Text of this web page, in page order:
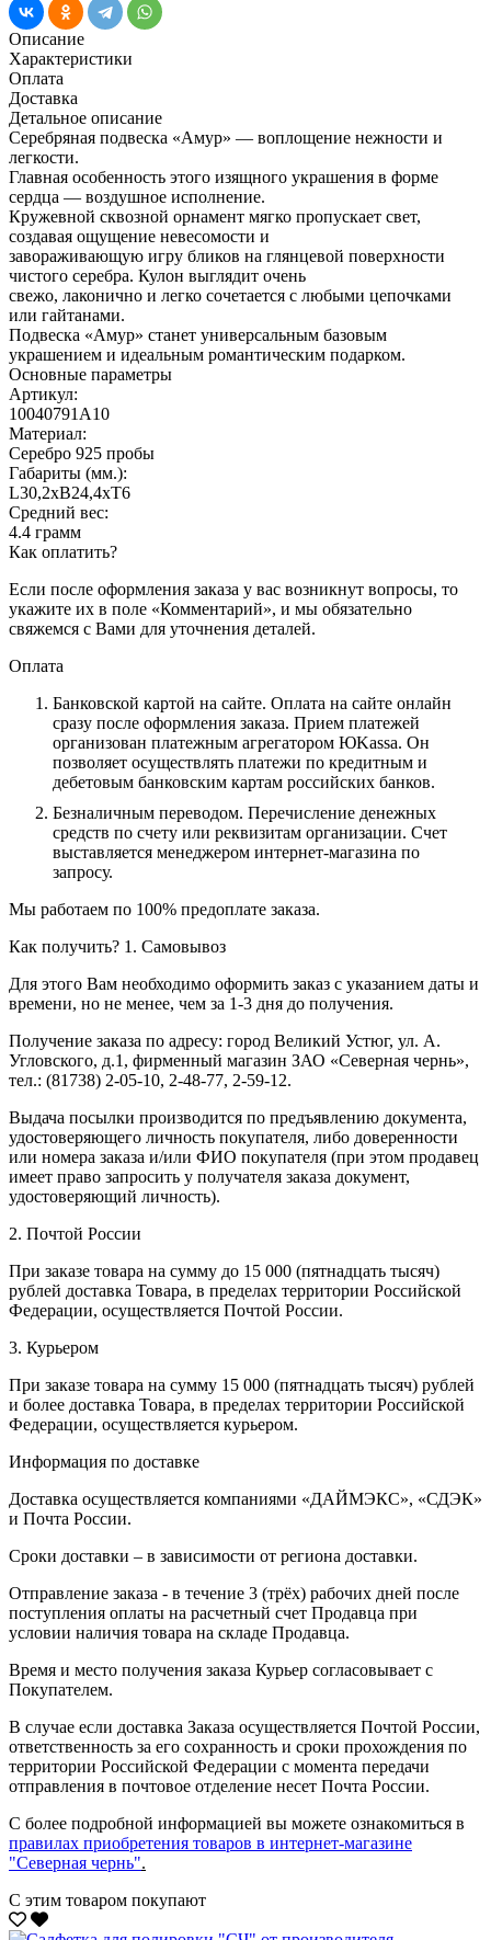
Описание
Характеристики
Оплата
Доставка
Детальное описание
Серебряная подвеска «Амур» — воплощение нежности и
легкости.
Главная особенность этого изящного украшения в форме
сердца — воздушное исполнение.
Кружевной сквозной орнамент мягко пропускает свет,
создавая ощущение невесомости и
завораживающую игру бликов на глянцевой поверхности
чистого серебра. Кулон выглядит очень
свежо, лаконично и легко сочетается с любыми цепочками
или гайтанами.
Подвеска «Амур» станет универсальным базовым
украшением и идеальным романтическим подарком.
Основные параметры
Артикул:
10040791А10
Материал:
Серебро 925 пробы
Габариты (мм.):
L30,2хB24,4хT6
Средний вес:
4.4 грамм
Как оплатить?
Если после оформления заказа у вас возникнут вопросы, то
укажите их в поле «Комментарий», и мы обязательно
свяжемся с Вами для уточнения деталей.
Оплата
Банковской картой на сайте. Оплата на сайте онлайн
сразу после оформления заказа. Прием платежей
организован платежным агрегатором ЮKassa. Он
позволяет осуществлять платежи по кредитным и
дебетовым банковским картам российских банков.
Безналичным переводом. Перечисление денежных
средств по счету или реквизитам организации. Счет
выставляется менеджером интернет-магазина по
запросу.
Мы работаем по 100% предоплате заказа.
Как получить? 1. Самовывоз
Для этого Вам необходимо оформить заказ с указанием даты и
времени, но не менее, чем за 1-3 дня до получения.
Получение заказа по адресу: город Великий Устюг, ул. А.
Угловского, д.1, фирменный магазин ЗАО «Северная чернь»,
тел.: (81738) 2-05-10, 2-48-77, 2-59-12.
Выдача посылки производится по предъявлению документа,
удостоверяющего личность покупателя, либо доверенности
или номера заказа и/или ФИО покупателя (при этом продавец
имеет право запросить у получателя заказа документ,
удостоверяющий личность).
2. Почтой России
При заказе товара на сумму до 15 000 (пятнадцать тысяч)
рублей доставка Товара, в пределах территории Российской
Федерации, осуществляется Почтой России.
3. Курьером
При заказе товара на сумму 15 000 (пятнадцать тысяч) рублей
и более доставка Товара, в пределах территории Российской
Федерации, осуществляется курьером.
Информация по доставке
Доставка осуществляется компаниями «ДАЙМЭКС», «СДЭК»
и Почта России.
Сроки доставки – в зависимости от региона доставки.
Отправление заказа - в течение 3 (трёх) рабочих дней после
поступления оплаты на расчетный счет Продавца при
условии наличия товара на складе Продавца.
Время и место получения заказа Курьер согласовывает с
Покупателем.
В случае если доставка Заказа осуществляется Почтой России,
ответственность за его сохранность и сроки прохождения по
территории Российской Федерации с момента передачи
отправления в почтовое отделение несет Почта России.
С более подробной информацией вы можете ознакомиться в
правилах приобретения товаров в интернет-магазине
"Северная чернь".
С этим товаром покупают